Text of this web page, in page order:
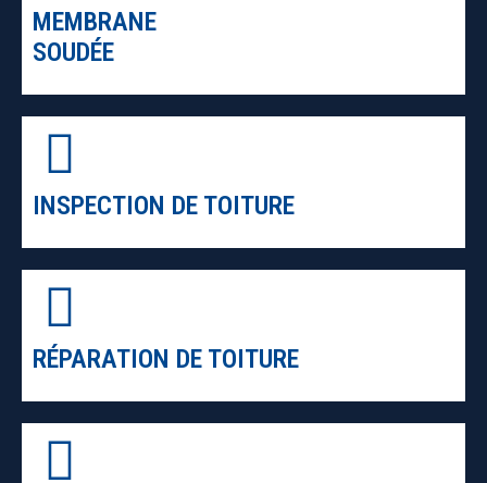
MEMBRANE
SOUDÉE
INSPECTION DE TOITURE
RÉPARATION DE TOITURE